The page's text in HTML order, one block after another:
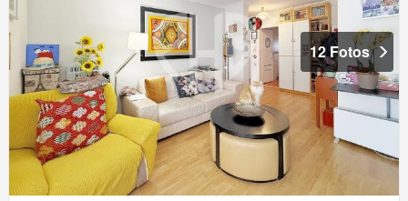
12 Fotos